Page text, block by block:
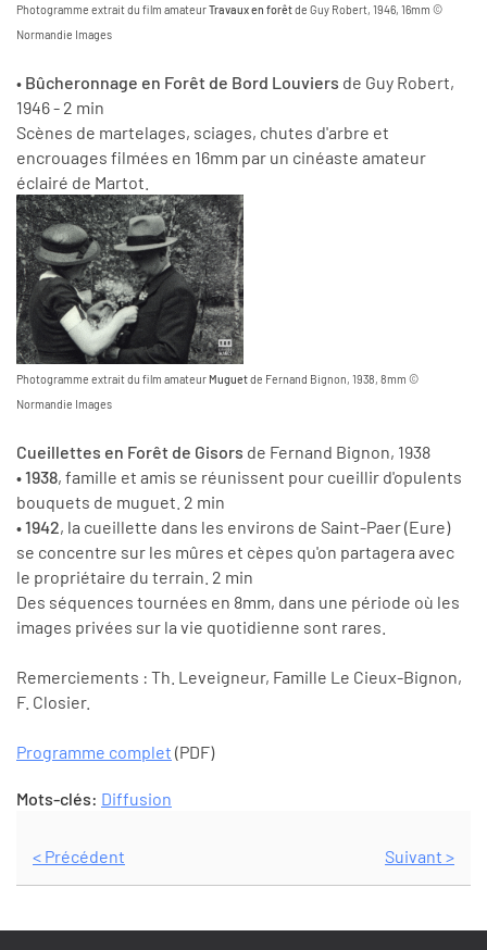
Photogramme extrait du film amateurTravaux en forêtde Guy Robert, 1946, 16mm ©
Normandie Images
• Bûcheronnage en Forêt de Bord Louviers de Guy Robert,
1946 - 2 min
Scènes de martelages, sciages, chutes d'arbre et
encrouages filmées en 16mm par un cinéaste amateur
éclairé de Martot.
Photogramme extrait du film amateurMuguetde Fernand Bignon, 1938, 8mm ©
Normandie Images
Cueillettes en Forêt de Gisors de Fernand Bignon, 1938
• 1938, famille et amis se réunissent pour cueillir d'opulents
bouquets de muguet. 2 min
• 1942, la cueillette dans les environs de Saint-Paer (Eure)
se concentre sur les mûres et cèpes qu'on partagera avec
le propriétaire du terrain. 2 min
Des séquences tournées en 8mm, dans une période où les
images privées sur la vie quotidienne sont rares.
Remerciements : Th. Leveigneur, Famille Le Cieux-Bignon,
F. Closier.
Programme complet (PDF)
Mots-clés: Diffusion
< Précédent Suivant >